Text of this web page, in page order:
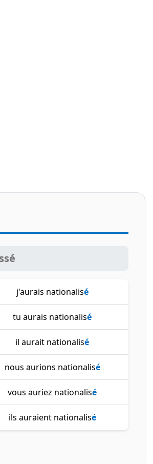
j'aurais nationalisé
tu aurais nationalisé
il aurait nationalisé
nous aurions nationalisé
vous auriez nationalisé
ils auraient nationalisé